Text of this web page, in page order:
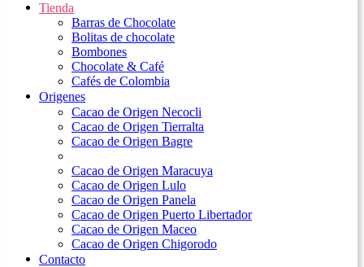
Tienda
Barras de Chocolate
Bolitas de chocolate
Bombones
Chocolate & Café
Cafés de Colombia
Origenes
Cacao de Origen Necocli
Cacao de Origen Tierralta
Cacao de Origen Bagre
Cacao de Origen Maracuya
Cacao de Origen Lulo
Cacao de Origen Panela
Cacao de Origen Puerto Libertador
Cacao de Origen Maceo
Cacao de Origen Chigorodo
Contacto